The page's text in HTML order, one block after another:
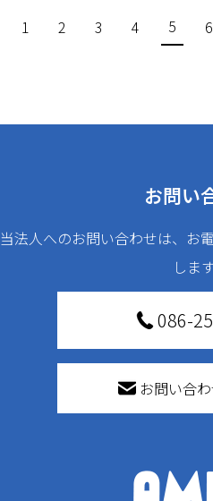
1 2 3 4 5 6
お問い
当法人へのお問い合わせは、お
します
086-
お問い合